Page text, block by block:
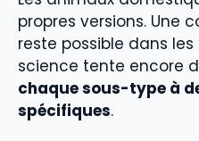
propres versions. Une
reste possible dans les
science tente encore
chaque sous-type à
spécifiques.